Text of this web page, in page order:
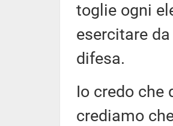
toglie ogni
esercitare
difesa.
Io credo che
crediamo